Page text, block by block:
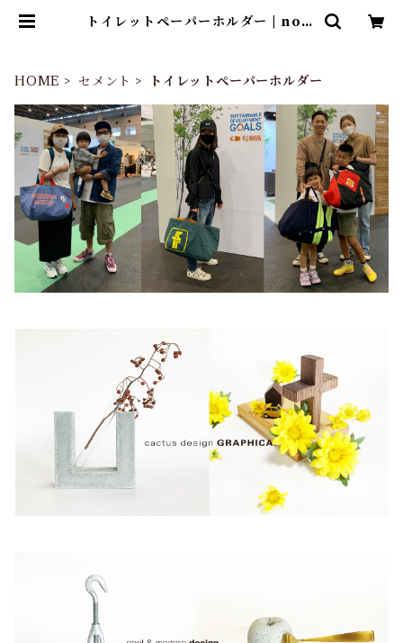
トイレットペーパーホルダー | no d
HOME
セメント トイレットペーパーホルダー